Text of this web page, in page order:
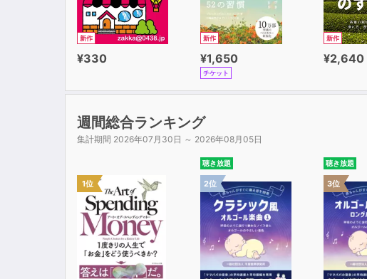
新作
¥330
新作
¥1,650
チケット
新作
¥2,640
週間総合ランキング
集計期間 2026年07月30日 ～ 2026年08月05日
1位
聴き放題
2位
聴き放題
3位